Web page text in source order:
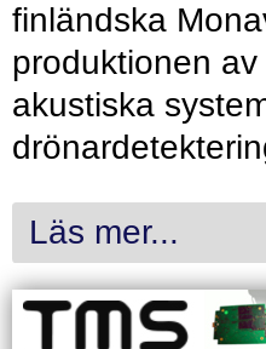
finländska
produktionen
akustiska
Läs mer...